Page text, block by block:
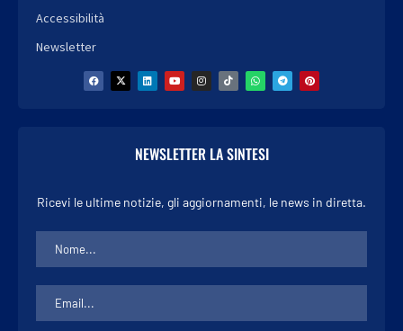
Accessibilità
Newsletter
NEWSLETTER LA SINTESI
Ricevi le ultime notizie, gli aggiornamenti, le news in diretta.